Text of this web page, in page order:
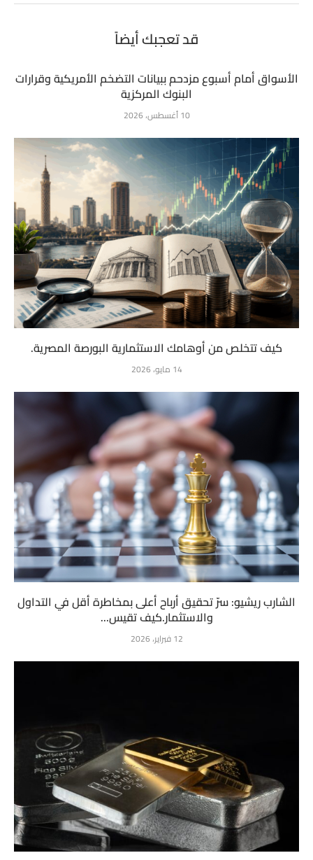
قد تعجبك أيضاً
الأسواق أمام أسبوع مزدحم ببيانات التضخم الأمريكية وقرارات
البنوك المركزية
10 أغسطس، 2026
كيف تتخلص من أوهامك الاستثمارية البورصة المصرية.
14 مايو، 2026
الشارب ريشيو: سرّ تحقيق أرباح أعلى بمخاطرة أقل في التداول
والاستثمار.كيف تقيس...
12 فبراير، 2026